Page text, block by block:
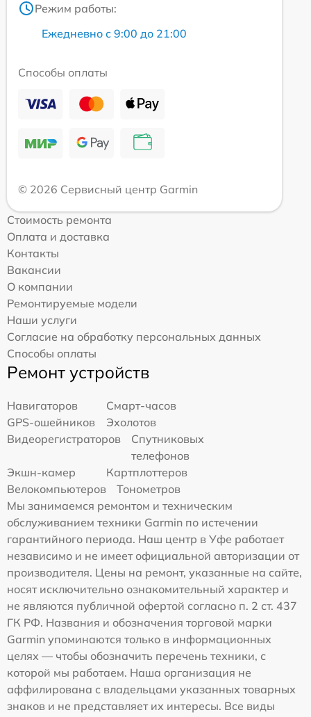
Режим работы:
Ежедневно с 9:00 до 21:00
Способы оплаты
© 2026 Сервисный центр Garmin
Стоимость ремонта
Оплата и доставка
Контакты
Вакансии
О компании
Ремонтируемые модели
Наши услуги
Согласие на обработку персональных данных
Способы оплаты
Ремонт устройств
Навигаторов
Смарт-часов
GPS-ошейников
Эхолотов
Видеорегистраторов
Спутниковых
телефонов
Экшн-камер
Картплоттеров
Велокомпьютеров
Тонометров
Мы занимаемся ремонтом и техническим
обслуживанием техники Garmin по истечении
гарантийного периода. Наш центр в Уфе работает
независимо и не имеет официальной авторизации от
производителя. Цены на ремонт, указанные на сайте,
носят исключительно ознакомительный характер и
не являются публичной офертой согласно п. 2 ст. 437
ГК РФ. Названия и обозначения торговой марки
Garmin упоминаются только в информационных
целях — чтобы обозначить перечень техники, с
которой мы работаем. Наша организация не
аффилирована с владельцами указанных товарных
знаков и не представляет их интересы. Все виды